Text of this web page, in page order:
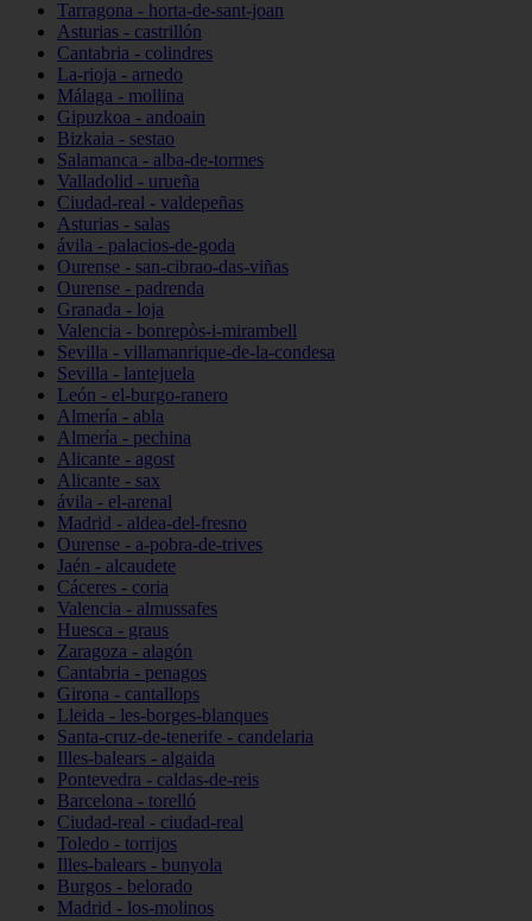
Tarragona - horta-de-sant-joan
Asturias - castrillón
Cantabria - colindres
La-rioja - arnedo
Málaga - mollina
Gipuzkoa - andoain
Bizkaia - sestao
Salamanca - alba-de-tormes
Valladolid - urueña
Ciudad-real - valdepeñas
Asturias - salas
ávila - palacios-de-goda
Ourense - san-cibrao-das-viñas
Ourense - padrenda
Granada - loja
Valencia - bonrepòs-i-mirambell
Sevilla - villamanrique-de-la-condesa
Sevilla - lantejuela
León - el-burgo-ranero
Almería - abla
Almería - pechina
Alicante - agost
Alicante - sax
ávila - el-arenal
Madrid - aldea-del-fresno
Ourense - a-pobra-de-trives
Jaén - alcaudete
Cáceres - coria
Valencia - almussafes
Huesca - graus
Zaragoza - alagón
Cantabria - penagos
Girona - cantallops
Lleida - les-borges-blanques
Santa-cruz-de-tenerife - candelaria
Illes-balears - algaida
Pontevedra - caldas-de-reis
Barcelona - torelló
Ciudad-real - ciudad-real
Toledo - torrijos
Illes-balears - bunyola
Burgos - belorado
Madrid - los-molinos